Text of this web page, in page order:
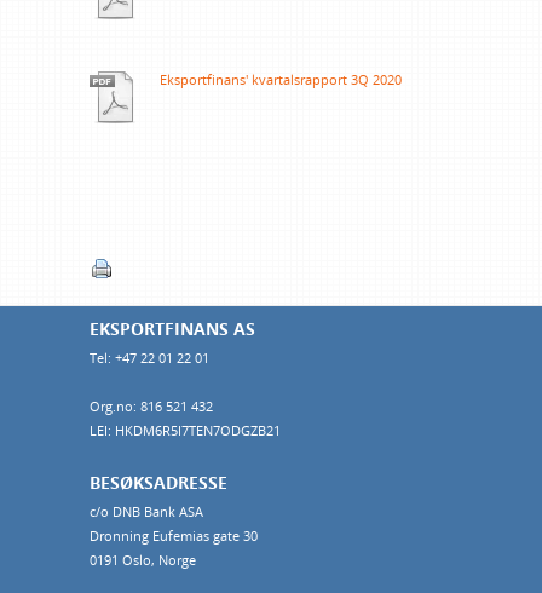
Eksportfinans' kvartalsrapport 3Q 2020
EKSPORTFINANS AS
Tel: +47 22 01 22 01
Org.no: 816 521 432
LEI: HKDM6R5I7TEN7ODGZB21
BESØKSADRESSE
c/o DNB Bank ASA
Dronning Eufemias gate 30
0191 Oslo, Norge